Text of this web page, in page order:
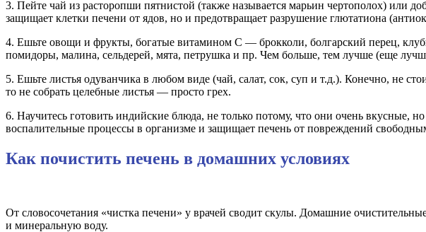
3. Пейте чай из расторопши пятнистой (также называется марьин чертополох) или
защищает клетки печени от ядов, но и предотвращает разрушение глютатиона
4. Ешьте овощи и фрукты, богатые витамином С — брокколи, болгарский перец,
помидоры, малина, сельдерей, мята, петрушка и пр. Чем больше, тем лучше (еще
5. Ешьте листья одуванчика в любом виде (чай, салат, сок, суп и т.д.). Конечно, не
то не собрать целебные листья — просто грех.
6. Научитесь готовить индийские блюда, не только потому, что они очень вкусные,
воспалительные процессы в организме и защищает печень от повреждений
Как почистить печень в домашних условиях
От словосочетания «чистка печени» у врачей сводит скулы. Домашние
и минеральную воду.